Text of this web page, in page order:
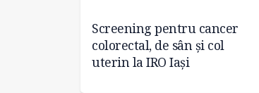
Screening pentru cancer
colorectal, de sân și col
uterin la IRO Iași